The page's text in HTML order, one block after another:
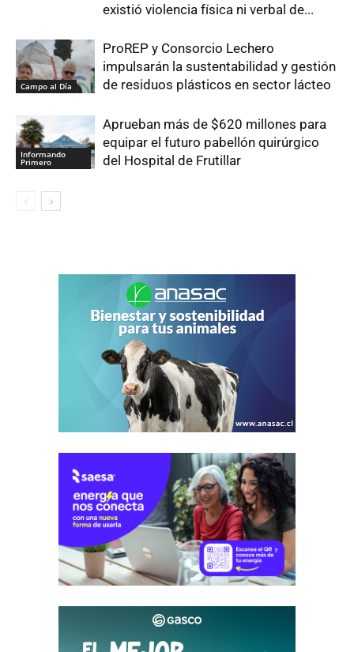
existió violencia física ni verbal de...
Campo al Día
ProREP y Consorcio Lechero
impulsarán la sustentabilidad y gestión
de residuos plásticos en sector lácteo
Informando
Primero
Aprueban más de $620 millones para
equipar el futuro pabellón quirúrgico
del Hospital de Frutillar